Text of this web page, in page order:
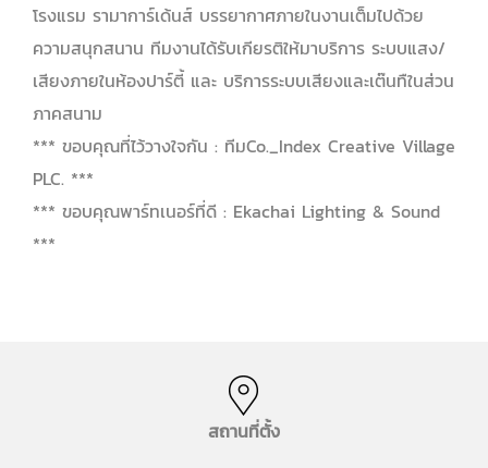
โรงแรม รามาการ์เด้นส์ บรรยากาศภายในงานเต็มไปด้วย
ความสนุกสนาน ทีมงานได้รับเกียรติให้มาบริการ ระบบแสง/
เสียงภายในห้องปาร์ตี้ และ บริการระบบเสียงและเต๊นทืในส่วน
ภาคสนาม
*** ขอบคุณที่ไว้วางใจกัน : ทีมCo._Index Creative Village
PLC. ***
*** ขอบคุณพาร์ทเนอร์ที่ดี : Ekachai Lighting & Sound
***
สถานที่ตั้ง